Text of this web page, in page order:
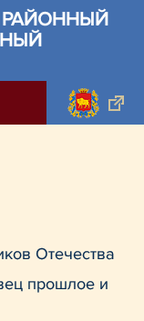
Отечества
прошлое и